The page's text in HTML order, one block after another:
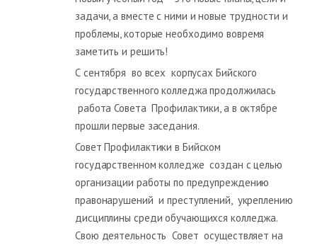
задачи, а вместе с ними и новые трудности и
проблемы, которые необходимо вовремя
заметить и решить!
С сентября во всех корпусах Бийского
государственного колледжа продолжилась
работа Совета Профилактики, а в октябре
прошли первые заседания.
Совет Профилактики в Бийском
государственном колледже создан с целью
организации работы по предупреждению
правонарушений и преступлений, укреплению
дисциплины среди обучающихся колледжа.
Свою деятельность Совет осуществляет на